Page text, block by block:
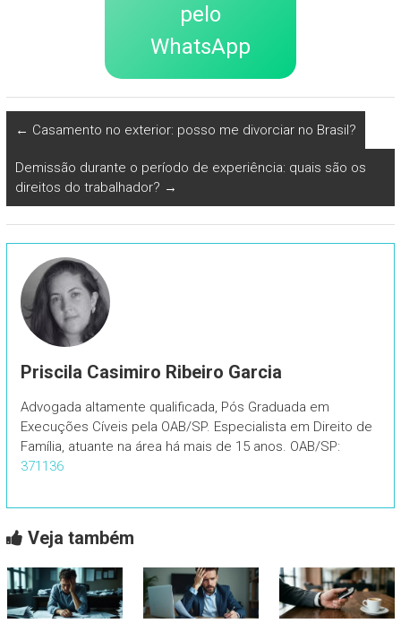
pelo
WhatsApp
← Casamento no exterior: posso me divorciar no Brasil?
Demissão durante o período de experiência: quais são os
direitos do trabalhador? →
Priscila Casimiro Ribeiro Garcia
Advogada altamente qualificada, Pós Graduada em
Execuções Cíveis pela OAB/SP. Especialista em Direito de
Família, atuante na área há mais de 15 anos. OAB/SP:
371136
Veja também